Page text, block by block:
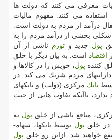
معرفی می ­كنند كه دولت­ ها
می­ كنند. مفهوم مالیات
درآمد از مردم به دولت است.
شكلی بخشی از درآمد مردم را به
پول جدید و تورم ناشی از آن
اقتصاد است. به بیان دیگر با خلق
كننده پول، خویش را در كالاها و
مردم شریك می­ كند. در
بانك مركزی (دولت) و بانك­های
باآنكه تفاوت ­هایی از حیث
منافع ناشی از خلق پول به
در خلق پولتوسط بانك­ها، سهام­
خواهند شد. ازاین رو خلق پول